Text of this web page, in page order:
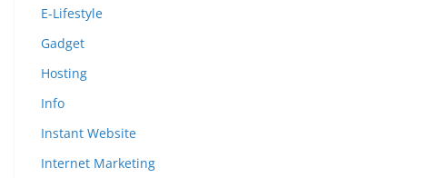
E-Lifestyle
Gadget
Hosting
Info
Instant Website
Internet Marketing